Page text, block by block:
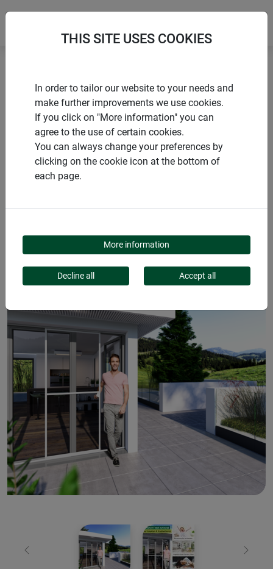
Accueil Porte coulissante Porte coulissante EXPERT
PRODUITS
PORTE COULISSANTE
retour
THIS SITE USES COOKIES
In order to tailor our website to your needs and
make further improvements we use cookies.
If you click on "More information" you can
agree to the use of certain cookies.
You can always change your preferences by
clicking on the cookie icon at the bottom of
each page.
More information
Decline all Accept all